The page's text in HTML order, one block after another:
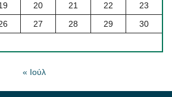
20 21 22
23
27 28 29
30
« Ιούλ